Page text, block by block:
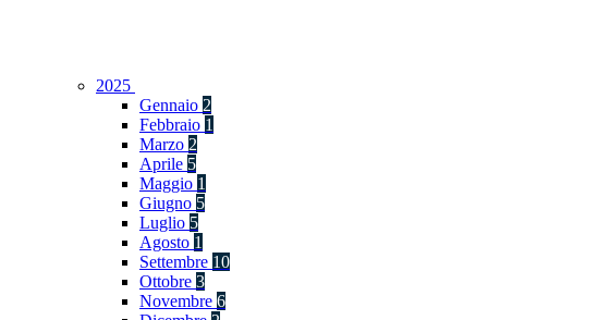
2025
Gennaio 2
Febbraio 1
Marzo 2
Aprile 5
Maggio 1
Giugno 5
Luglio 5
Agosto 1
Settembre 10
Ottobre 3
Novembre 6